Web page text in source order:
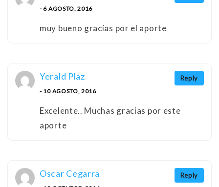
- 6 AGOSTO, 2016
muy bueno gracias por el aporte
Reply
Yerald Plaz
- 10 AGOSTO, 2016
Excelente.. Muchas gracias por este
aporte
Reply
Oscar Cegarra